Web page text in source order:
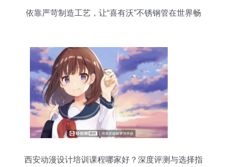
依靠严苛制造工艺，让“喜有沃”不锈钢管在世界畅
西安动漫设计培训课程哪家好？深度评测与选择指